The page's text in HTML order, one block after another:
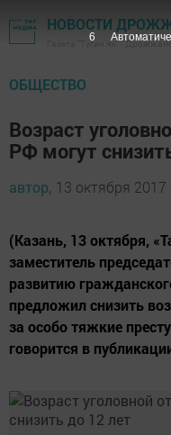
НОВОСТИ
Газета "Туган як" -
ОБЩЕСТВО
Возраст
РФ могут
автор, 13 октября 2017
(Казань, 13 октября,
заместитель
развитию
предложил снизить
за особо тяжкие
говорится в
5